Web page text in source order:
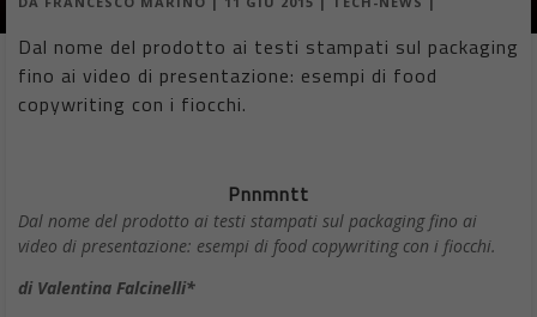
Dal nome del prodotto ai testi stampati sul packaging
fino ai video di presentazione: esempi di food
copywriting con i fiocchi.
Pnnmntt
Dal nome del prodotto ai testi stampati sul packaging fino ai
video di presentazione: esempi di food copywriting con i fiocchi.
di Valentina Falcinelli*